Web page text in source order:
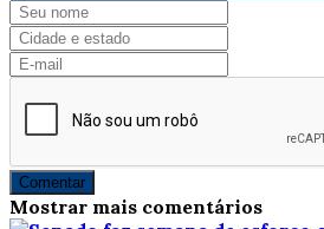
Comentar
Mostrar mais comentários